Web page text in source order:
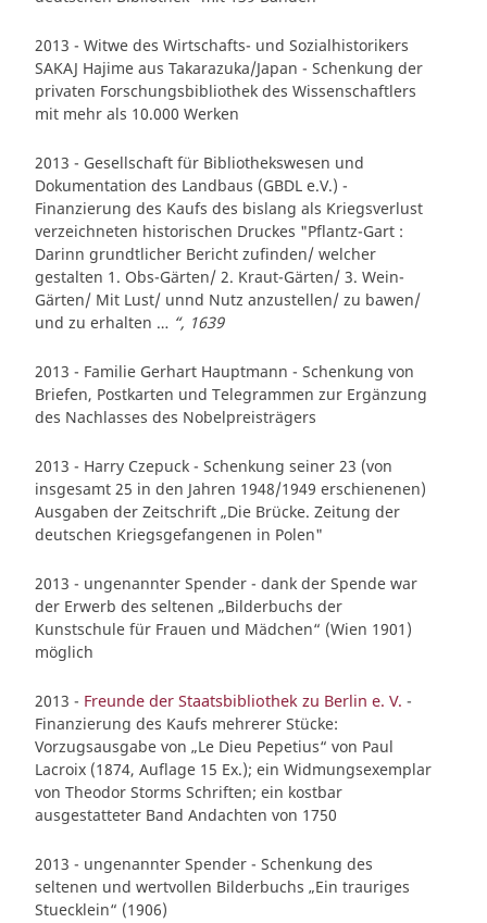
2013 - Witwe des Wirtschafts- und Sozialhistorikers
SAKAJ Hajime aus Takarazuka/Japan - Schenkung der
privaten Forschungsbibliothek des Wissenschaftlers
mit mehr als 10.000 Werken
2013 - Gesellschaft für Bibliothekswesen und
Dokumentation des Landbaus (GBDL e.V.) -
Finanzierung des Kaufs des bislang als Kriegsverlust
verzeichneten historischen Druckes "Pflantz-Gart :
Darinn grundtlicher Bericht zufinden/ welcher
gestalten 1. Obs-Gärten/ 2. Kraut-Gärten/ 3. Wein-
Gärten/ Mit Lust/ unnd Nutz anzustellen/ zu bawen/
und zu erhalten … “, 1639
2013 - Familie Gerhart Hauptmann - Schenkung von
Briefen, Postkarten und Telegrammen zur Ergänzung
des Nachlasses des Nobelpreisträgers
2013 - Harry Czepuck - Schenkung seiner 23 (von
insgesamt 25 in den Jahren 1948/1949 erschienenen)
Ausgaben der Zeitschrift „Die Brücke. Zeitung der
deutschen Kriegsgefangenen in Polen"
2013 - ungenannter Spender - dank der Spende war
der Erwerb des seltenen „Bilderbuchs der
Kunstschule für Frauen und Mädchen“ (Wien 1901)
möglich
2013 - Freunde der Staatsbibliothek zu Berlin e. V. -
Finanzierung des Kaufs mehrerer Stücke:
Vorzugsausgabe von „Le Dieu Pepetius“ von Paul
Lacroix (1874, Auflage 15 Ex.); ein Widmungsexemplar
von Theodor Storms Schriften; ein kostbar
ausgestatteter Band Andachten von 1750
2013 - ungenannter Spender - Schenkung des
seltenen und wertvollen Bilderbuchs „Ein trauriges
Stuecklein“ (1906)